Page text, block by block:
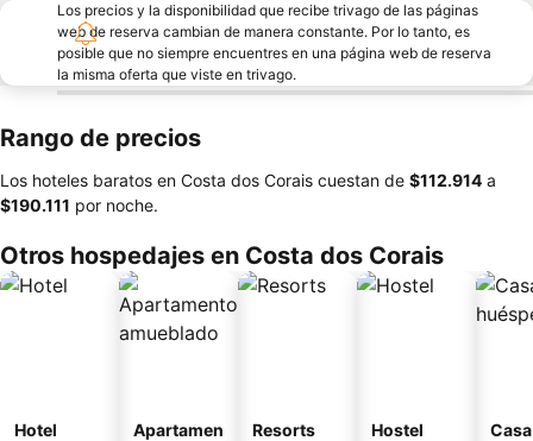
Los precios y la disponibilidad que recibe trivago de las páginas
web de reserva cambian de manera constante. Por lo tanto, es
posible que no siempre encuentres en una página web de reserva
la misma oferta que viste en trivago.
Rango de precios
Los hoteles baratos en Costa dos Corais cuestan de ‎$112.914 a
‎$190.111 por noche.
Otros hospedajes en Costa dos Corais
Hotel
Apartamen
Resorts Hostel